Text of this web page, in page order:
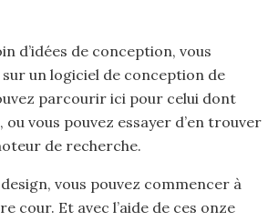
d’idées de conception, vous
un logiciel de conception de
parcourir ici pour celui dont
ou vous pouvez essayer d’en trouver
de recherche.
vous pouvez commencer à
cour. Et avec l’aide de ces onze